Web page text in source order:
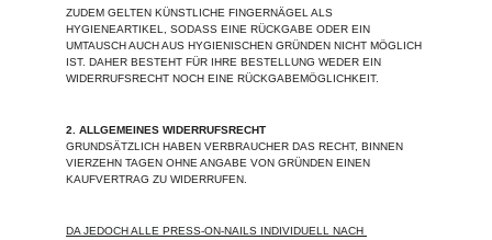
ZUDEM GELTEN KÜNSTLICHE FINGERNÄGEL ALS
HYGIENEARTIKEL, SODASS EINE RÜCKGABE ODER EIN
UMTAUSCH AUCH AUS HYGIENISCHEN GRÜNDEN NICHT MÖGLICH
IST. DAHER BESTEHT FÜR IHRE BESTELLUNG WEDER EIN
WIDERRUFSRECHT NOCH EINE RÜCKGABEMÖGLICHKEIT.
2. ALLGEMEINES WIDERRUFSRECHT
GRUNDSÄTZLICH HABEN VERBRAUCHER DAS RECHT, BINNEN
VIERZEHN TAGEN OHNE ANGABE VON GRÜNDEN EINEN
KAUFVERTRAG ZU WIDERRUFEN.
DA JEDOCH ALLE PRESS-ON-NAILS INDIVIDUELL NACH